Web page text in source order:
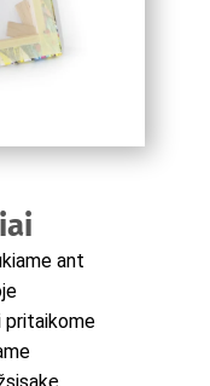
ant
pritaikome